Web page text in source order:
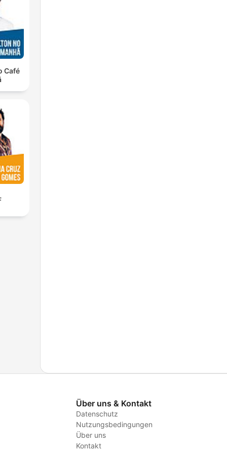
Café
Über uns & Kontakt
Datenschutz
Nutzungsbedingungen
Über uns
Kontakt